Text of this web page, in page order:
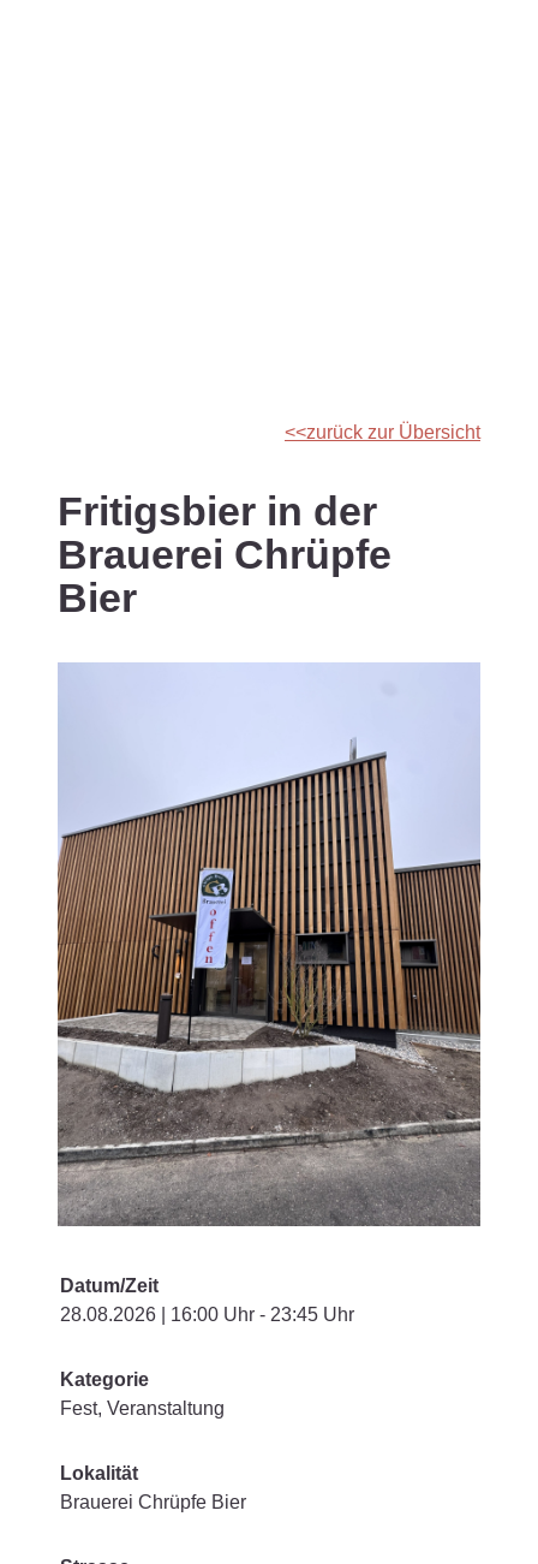
zurück zur Übersicht
Fritigsbier in der
Brauerei Chrüpfe
Bier
Datum/Zeit
28.08.2026 | 16:00 Uhr - 23:45 Uhr
Kategorie
Fest, Veranstaltung
Lokalität
Brauerei Chrüpfe Bier